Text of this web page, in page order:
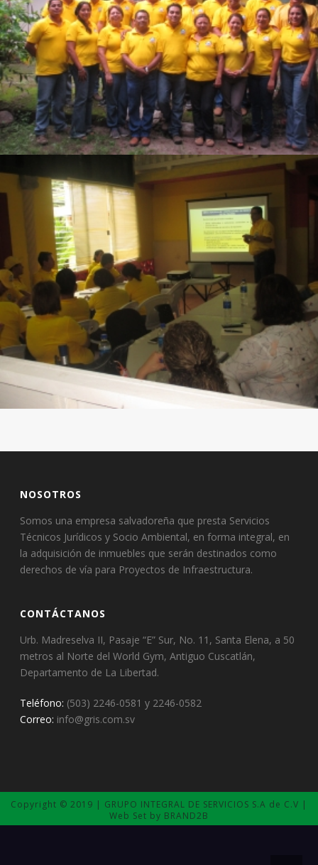
NOSOTROS
Somos una empresa salvadoreña que presta Servicios
Técnicos Jurídicos y Socio Ambiental, en forma integral, en
la adquisición de inmuebles que serán destinados como
derechos de vía para Proyectos de Infraestructura.
CONTÁCTANOS
Urb. Madreselva II, Pasaje “E” Sur, No. 11, Santa Elena, a 50
metros al Norte del World Gym, Antiguo Cuscatlán,
Departamento de La Libertad.
Teléfono: (503) 2246-0581 y 2246-0582
Correo: info@gris.com.sv
Copyright © 2019 | GRUPO INTEGRAL DE SERVICIOS S.A de C.V |
Web Set by BRAND2B